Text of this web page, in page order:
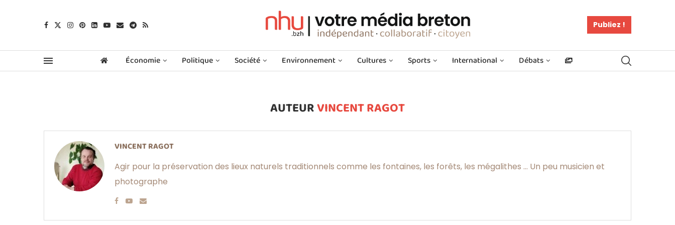
Publiez !
Économie Politique Société Environnement Cultures Sports International Débats
AUTEURVINCENT RAGOT
VINCENT RAGOT
Agir pour la préservation des lieux naturels traditionnels comme les fontaines, les forêts, les mégalithes ... Un peu musicien et
photographe